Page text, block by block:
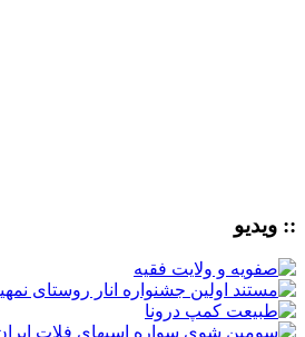
:: ویدیو